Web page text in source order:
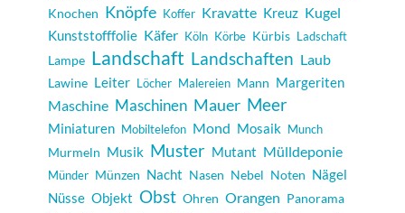
Knochen Knöpfe Koffer Kravatte Kreuz Kugel
Kunststofffolie Käfer Köln Körbe Kürbis Ladschaft
Lampe Landschaft Landschaften Laub
Lawine Leiter Löcher Malereien Mann Margeriten
Maschine Maschinen Mauer Meer
Miniaturen Mobiltelefon Mond Mosaik Munch
Murmeln Musik Muster Mutant Mülldeponie
Münder Münzen Nacht Nasen Nebel Noten Nägel
Nüsse Objekt Obst Ohren Orangen Panorama